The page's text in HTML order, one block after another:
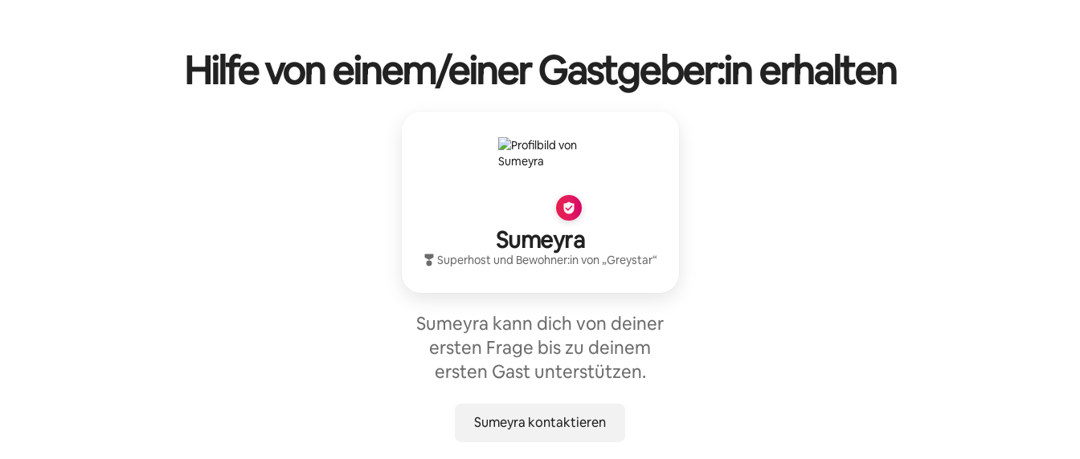
Hilfe von einem/einer Gastgeber:in erhalten
Sumeyra
Superhost und Bewohner:in von „Greystar“
Sumeyra kann dich von deiner
ersten Frage bis zu deinem
ersten Gast unterstützen.
Sumeyra kontaktieren